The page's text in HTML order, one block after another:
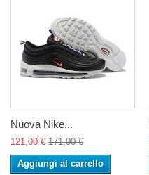
Nuova Nike...
121,00 € 171,00 €
Aggiungi al carrello